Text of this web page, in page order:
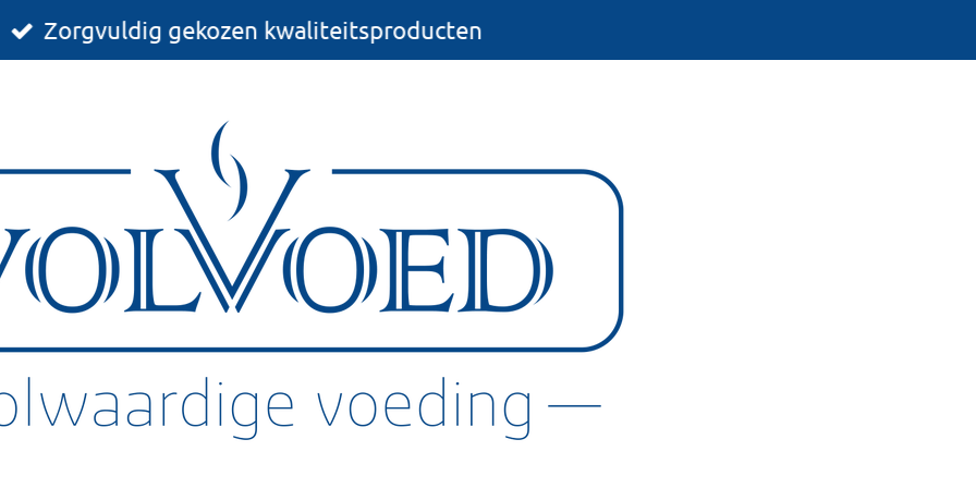
Zorgvuldig gekozen kwaliteitsproducten